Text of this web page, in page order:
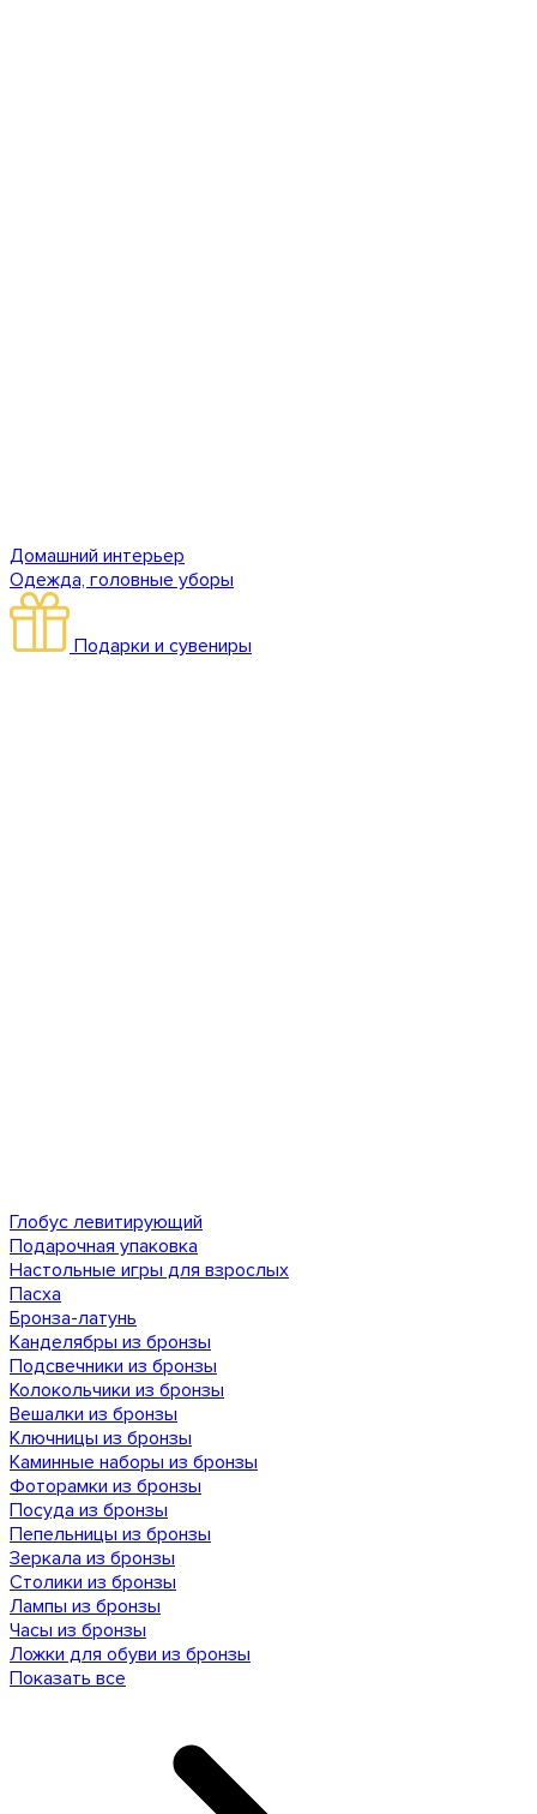
Домашний интерьер
Одежда, головные уборы
Подарки и сувениры
Глобус левитирующий
Подарочная упаковка
Настольные игры для взрослых
Пасха
Бронза-латунь
Канделябры из бронзы
Подсвечники из бронзы
Колокольчики из бронзы
Вешалки из бронзы
Ключницы из бронзы
Каминные наборы из бронзы
Фоторамки из бронзы
Посуда из бронзы
Пепельницы из бронзы
Зеркала из бронзы
Столики из бронзы
Лампы из бронзы
Часы из бронзы
Ложки для обуви из бронзы
Показать все